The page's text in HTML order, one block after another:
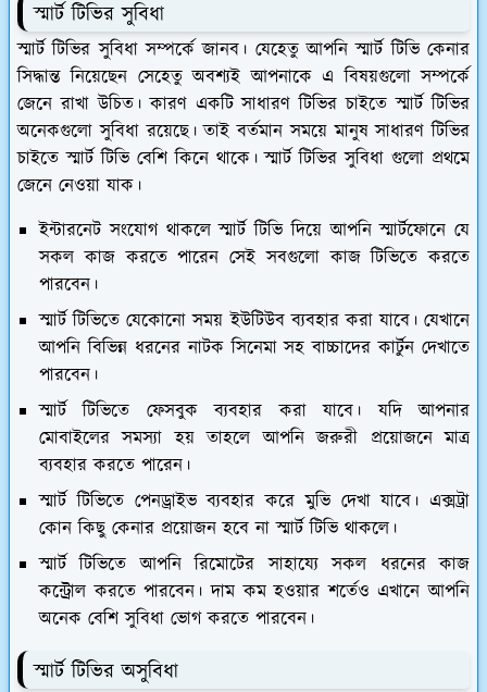
স্মার্ট টিভির সুবিধা
স্মার্ট টিভির সুবিধা সম্পর্কে জানব। যেহেতু আপনি স্মার্ট টিভি কেনার
সিদ্ধান্ত নিয়েছেন সেহেতু অবশ্যই আপনাকে এ বিষয়গুলো সম্পর্কে
জেনে রাখা উচিত। কারণ একটি সাধারণ টিভির চাইতে স্মার্ট টিভির
অনেকগুলো সুবিধা রয়েছে। তাই বর্তমান সময়ে মানুষ সাধারণ টিভির
চাইতে স্মার্ট টিভি বেশি কিনে থাকে। স্মার্ট টিভির সুবিধা গুলো প্রথমে
জেনে নেওয়া যাক।
ইন্টারনেট সংযোগ থাকলে স্মার্ট টিভি দিয়ে আপনি স্মার্টফোনে যে
সকল কাজ করতে পারেন সেই সবগুলো কাজ টিভিতে করতে
পারবেন।
স্মার্ট টিভিতে যেকোনো সময় ইউটিউব ব্যবহার করা যাবে। যেখানে
আপনি বিভিন্ন ধরনের নাটক সিনেমা সহ বাচ্চাদের কার্টুন দেখাতে
পারবেন।
স্মার্ট টিভিতে ফেসবুক ব্যবহার করা যাবে। যদি আপনার
মোবাইলের সমস্যা হয় তাহলে আপনি জরুরী প্রয়োজনে মাত্র
ব্যবহার করতে পারেন।
স্মার্ট টিভিতে পেনড্রাইভ ব্যবহার করে মুভি দেখা যাবে। এক্সট্রা
কোন কিছু কেনার প্রয়োজন হবে না স্মার্ট টিভি থাকলে।
স্মার্ট টিভিতে আপনি রিমোটের সাহায্যে সকল ধরনের কাজ
কন্ট্রোল করতে পারবেন। দাম কম হওয়ার শর্তেও এখানে আপনি
অনেক বেশি সুবিধা ভোগ করতে পারবেন।
স্মার্ট টিভির অসুবিধা